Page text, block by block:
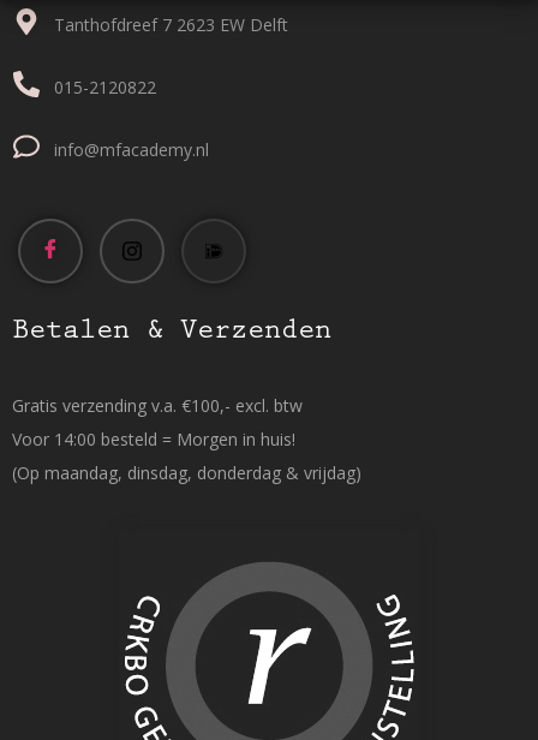
Tanthofdreef 7 2623 EW Delft
015-2120822
info@mfacademy.nl
Betalen & Verzenden
Gratis verzending v.a. €100,- excl. btw
Voor 14:00 besteld = Morgen in huis!
(Op maandag, dinsdag, donderdag & vrijdag)